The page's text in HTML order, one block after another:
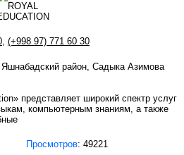
(+998 97) 771 60 30
Яшнабадский район, Садыка Азимова
представляет широкий спектр услуг
компьютерным знаниям, а также
Просмотров: 49221